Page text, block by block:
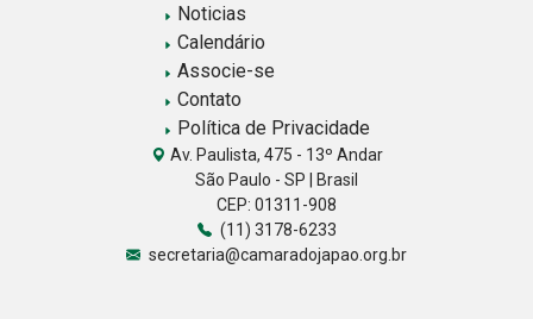
Noticias
Calendário
Associe-se
Contato
Política de Privacidade
Av. Paulista, 475 - 13º Andar
São Paulo - SP | Brasil
CEP: 01311-908
(11) 3178-6233
secretaria@camaradojapao.org.br